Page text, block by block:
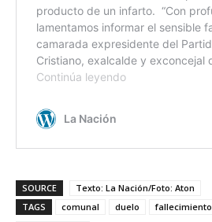
SOURCE
Texto: La Nación/Foto: Aton
TAGS
comunal duelo fallecimiento